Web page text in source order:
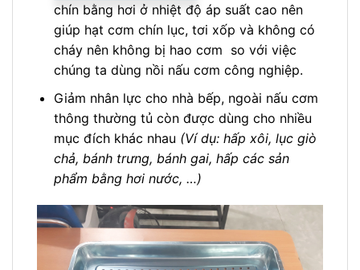
chín bằng hơi ở nhiệt độ áp suất cao nên
giúp hạt cơm chín lục, tơi xốp và không có
cháy nên không bị hao cơm so với việc
chúng ta dùng nồi nấu cơm công nghiệp.
Giảm nhân lực cho nhà bếp, ngoài nấu cơm
thông thường tủ còn được dùng cho nhiều
mục đích khác nhau (Ví dụ: hấp xôi, lục giò
chả, bánh trưng, bánh gai, hấp các sản
phẩm bằng hơi nước, …)